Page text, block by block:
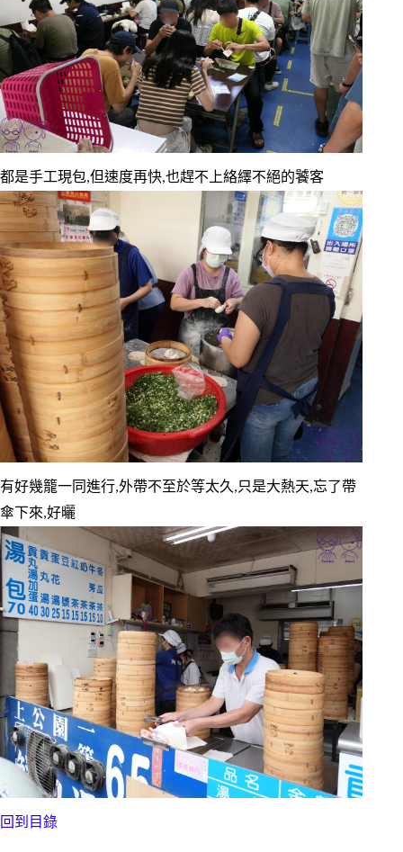
都是手工現包,但速度再快,也趕不上絡繹不絕的饕客
有好幾籠一同進行,外帶不至於等太久,只是大熱天,忘了帶
傘下來,好曬
回到目錄